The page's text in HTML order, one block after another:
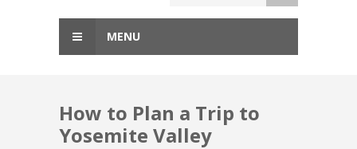
MENU
How to Plan a Trip to
Yosemite Valley